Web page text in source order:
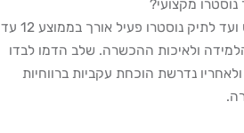
מקצועי?
המסלול המלא מנקודת אפס ועד לתיק נוסטרו פעיל אורך בממוצע 12 עד
ולאיכות ההכשרה. שלב הדמו לבדו
עד 6 חודשים, ולאחריו נדרשת הוכחת עקביות ברווחיות